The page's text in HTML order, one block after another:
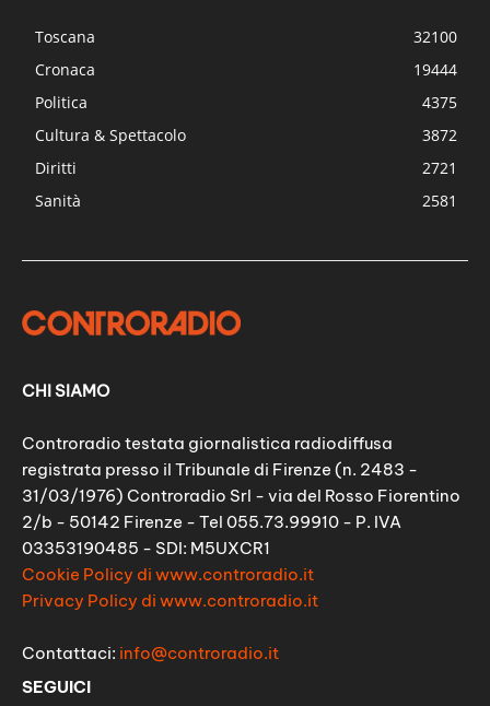
Toscana
32100
Cronaca
19444
Politica
4375
Cultura & Spettacolo
3872
Diritti
2721
Sanità
2581
CHI SIAMO
Controradio testata giornalistica radiodiffusa
registrata presso il Tribunale di Firenze (n. 2483 -
31/03/1976) Controradio Srl - via del Rosso Fiorentino
2/b - 50142 Firenze - Tel 055.73.99910 - P. IVA
03353190485 - SDI: M5UXCR1
Cookie Policy di www.controradio.it
Privacy Policy di www.controradio.it
Contattaci: info@controradio.it
SEGUICI